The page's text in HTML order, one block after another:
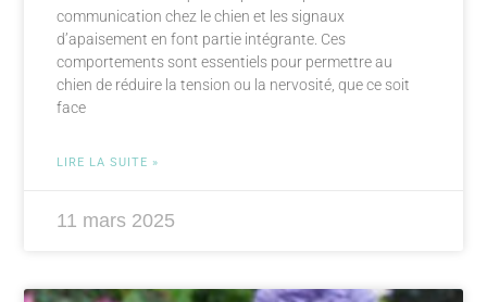
communication chez le chien et les signaux
d’apaisement en font partie intégrante. Ces
comportements sont essentiels pour permettre au
chien de réduire la tension ou la nervosité, que ce soit
face
LIRE LA SUITE »
11 mars 2025